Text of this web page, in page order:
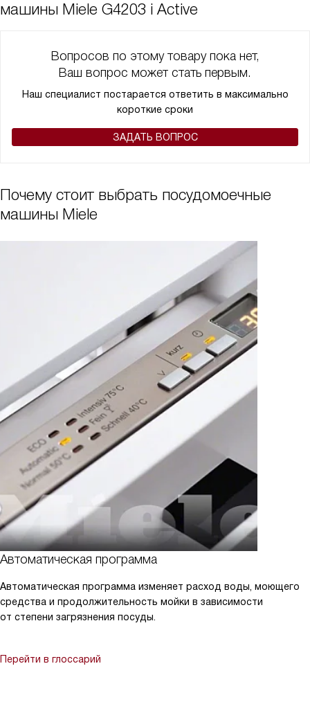
машины Miele G4203 i Active
Вопросов по этому товару пока нет,
Ваш вопрос может стать первым.
Наш специалист постарается ответить в максимально
короткие сроки
ЗАДАТЬ ВОПРОС
Почему стоит выбрать посудомоечные
машины Miele
Автоматическая программа
Автоматическая программа изменяет расход воды, моющего
средства и продолжительность мойки в зависимости
от степени загрязнения посуды.
Перейти в глоссарий